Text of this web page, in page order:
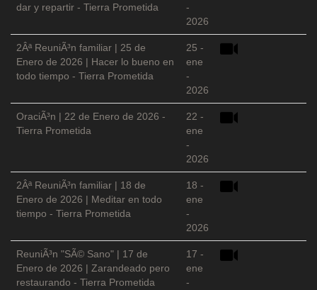
dar y repartir - Tierra Prometida
-
2026
2Âª ReuniÃ³n familiar | 25 de
Enero de 2026 | Hacer lo bueno en
todo tiempo - Tierra Prometida
25 -
ene
-
2026
OraciÃ³n | 22 de Enero de 2026 -
Tierra Prometida
22 -
ene
-
2026
2Âª ReuniÃ³n familiar | 18 de
Enero de 2026 | Meditar en todo
tiempo - Tierra Prometida
18 -
ene
-
2026
ReuniÃ³n "SÃ© Sano" | 17 de
Enero de 2026 | Zarandeado pero
restaurando - Tierra Prometida
17 -
ene
-